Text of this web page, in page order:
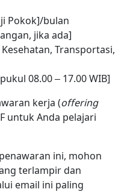
Pokok]/bulan
jika ada]
Transportasi,
08.00 – 17.00 WIB]
kerja (offering
untuk Anda pelajari
ini, mohon
terlampir dan
email ini paling